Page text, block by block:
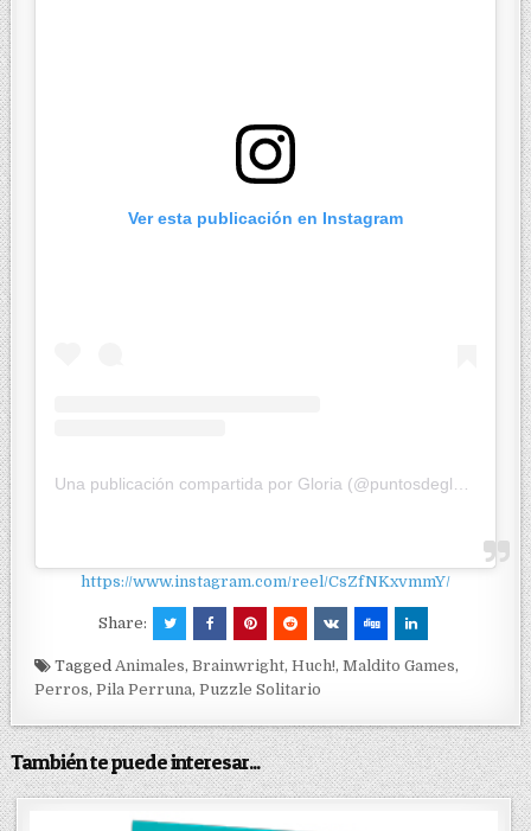
Ver esta publicación en Instagram
https://www.instagram.com/reel/CsZfNKxvmmY/
Share:
Tagged Animales,Brainwright,Huch!,Maldito Games,
Perros,Pila Perruna,Puzzle Solitario
También te puede interesar...